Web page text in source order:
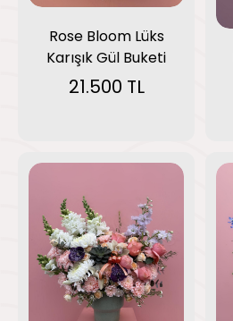
Rose Bloom Lüks
Karışık Gül Buketi
21.500 TL